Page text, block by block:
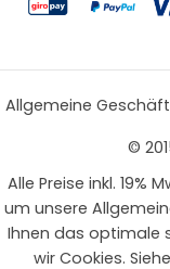
Allgemeine
©
Alle Preise inkl. 19%
um unsere
Ihnen das optimale
wir Cookies.